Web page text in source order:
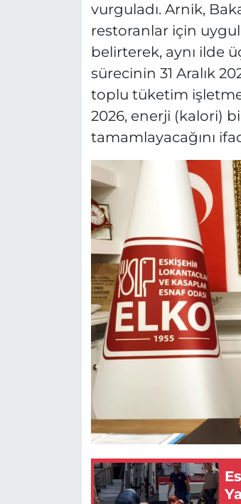
vurguladı. Arnik,
restoranlar için
belirterek, aynı ilde
sürecinin 31 Aralık
toplu tüketim
2026, enerji (kalori)
tamamlayacağını